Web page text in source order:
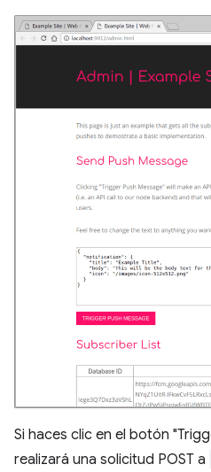
Si haces clic en el botón
realizará una solicitud POST a